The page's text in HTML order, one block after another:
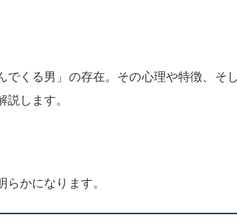
でくる男」の存在。その心理や特徴、そ
します。
かになります。